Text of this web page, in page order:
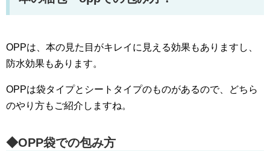
OPPは、本の見た目がキレイに見える効果もありますし、
防水効果もあります。
OPPは袋タイプとシートタイプのものがあるので、どちら
のやり方もご紹介しますね。
◆OPP袋での包み方